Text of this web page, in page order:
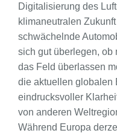
Digitalisierung des
klimaneutralen
schwächelnde
sich gut überlegen, ob
das Feld überlassen
die aktuellen globalen
eindrucksvoller
von anderen
Während Europa